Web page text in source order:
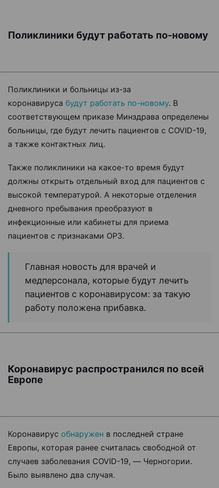
Поликлиники будут работать по-новому
Поликлиники и больницы из-за
коронавируса будут работать по-новому. В
соответствующем приказе Минздрава определены
больницы, где будут лечить пациентов с COVID-19,
а также контактных лиц.
Также поликлиники на какое-то время будут
должны открыть отдельный вход для пациентов с
высокой температурой. А некоторые отделения
дневного пребывания преобразуют в
инфекционные или кабинеты для приема
пациентов с признаками ОРЗ.
Главная новость для врачей и
медперсонала, которые будут лечить
пациентов с коронавирусом: за такую
работу положена прибавка.
Коронавирус распространился по всей
Европе
Коронавирус обнаружен в последней стране
Европы, которая ранее считалась свободной от
случаев заболевания COVID-19, — Черногории.
Было выявлено два случая.